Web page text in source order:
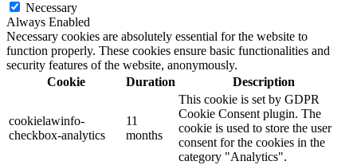
Necessary
Always Enabled
Necessary cookies are absolutely essential for the website to
function properly. These cookies ensure basic functionalities and
security features of the website, anonymously.
Cookie
Duration Description
cookielawinfo-
checkbox-analytics
11
months
This cookie is set by GDPR
Cookie Consent plugin. The
cookie is used to store the user
consent for the cookies in the
category "Analytics".